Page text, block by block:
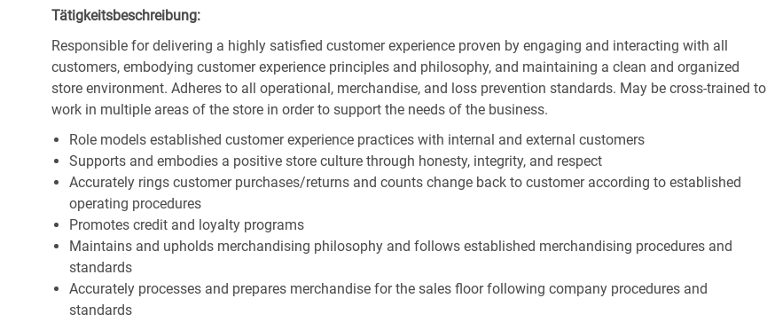
Tätigkeitsbeschreibung:
Responsible for delivering a highly satisfied customer experience proven by engaging and interacting with all
customers, embodying customer experience principles and philosophy, and maintaining a clean and organized
store environment. Adheres to all operational, merchandise, and loss prevention standards. May be cross-trained to
work in multiple areas of the store in order to support the needs of the business.
Role models established customer experience practices with internal and external customers
Supports and embodies a positive store culture through honesty, integrity, and respect
Accurately rings customer purchases/returns and counts change back to customer according to established
operating procedures
Promotes credit and loyalty programs
Maintains and upholds merchandising philosophy and follows established merchandising procedures and
standards
Accurately processes and prepares merchandise for the sales floor following company procedures and
standards